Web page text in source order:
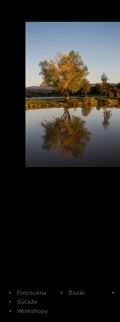
Fotoscéna
Súťaže
Workshopy
Bazár